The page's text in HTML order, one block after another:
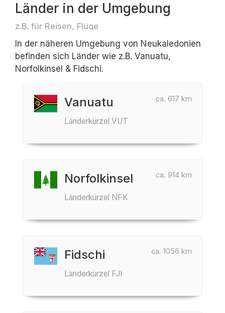
Länder in der Umgebung
z.B. für Reisen, Flüge
In der näheren Umgebung von Neukaledonien
befinden sich Länder wie z.B. Vanuatu,
Norfolkinsel & Fidschi.
ca. 617 km
Vanuatu
Länderkürzel VUT
ca. 914 km
Norfolkinsel
Länderkürzel NFK
ca. 1056 km
Fidschi
Länderkürzel FJI